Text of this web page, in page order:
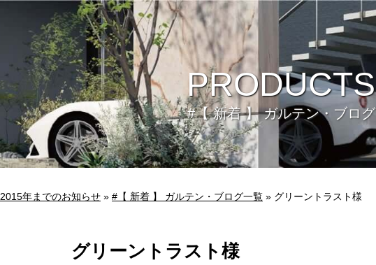
お客様インタビュー
推奨システム環境
PRODUCTS
#【 新着 】 ガルテン・ブログ
2015年までのお知らせ » #【 新着 】 ガルテン・ブログ一覧 » グリーントラスト様
グリーントラスト様